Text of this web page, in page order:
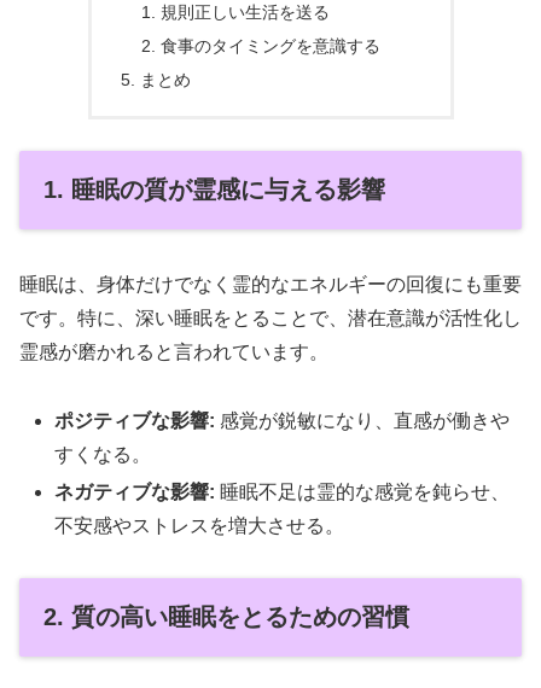
規則正しい生活を送る
食事のタイミングを意識する
まとめ
1. 睡眠の質が霊感に与える影響
睡眠は、身体だけでなく霊的なエネルギーの回復にも重要
です。特に、深い睡眠をとることで、潜在意識が活性化し
霊感が磨かれると言われています。
ポジティブな影響: 感覚が鋭敏になり、直感が働きや
すくなる。
ネガティブな影響: 睡眠不足は霊的な感覚を鈍らせ、
不安感やストレスを増大させる。
2. 質の高い睡眠をとるための習慣